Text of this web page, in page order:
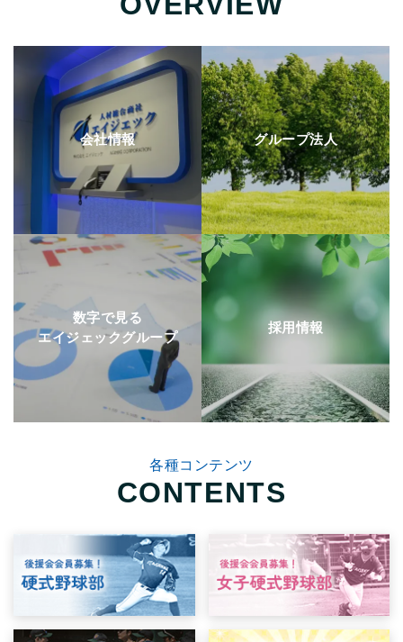
会社情報 グループ法人
数字で見る
エイジェックグループ
採用情報
各種コンテンツ
CONTENTS